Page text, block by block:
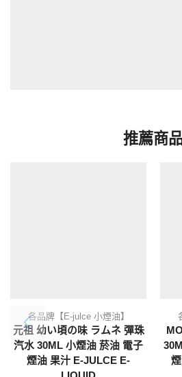
推薦商
各品牌【E-julce 小煙油】
元祖 幼い頃の味 ラムネ 彈珠
汽水 30ML 小煙油 菸油 電子
煙油 果汁 E-JULCE E-